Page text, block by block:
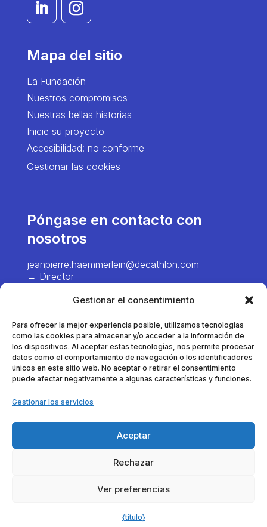
Gestionar el consentimiento
Para ofrecer la mejor experiencia posible, utilizamos tecnologías
como las cookies para almacenar y/o acceder a la información de
los dispositivos. Al aceptar estas tecnologías, nos permite procesar
datos como el comportamiento de navegación o los identificadores
únicos en este sitio web. No aceptar o retirar el consentimiento
puede afectar negativamente a algunas características y funciones.
Gestionar los servicios
Aceptar
Rechazar
Ver preferencias
{título}
Mapa del sitio
La Fundación
Nuestros compromisos
Nuestras bellas historias
Inicie su proyecto
Accesibilidad: no conforme
Gestionar las cookies
Póngase en contacto con
nosotros
jeanpierre.haemmerlein@decathlon.com
→ Director
chiawei.hsiao@decathlon.com → Project
marie.pinel@decathlon.com
→ Gestor de proyectos - Francia
thomas.dumortier@decathlon.com
→ Gestor de proyectos - Francia
anna.veracx@decathlon.com
→ Gestor de proyectos - Internacional
→ Gestor de proyectos - América / Asia / África